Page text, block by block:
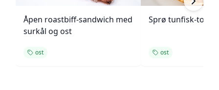
Åpen roastbiff-sandwich med
surkål og ost
ost
Sprø tunfisk-
ost